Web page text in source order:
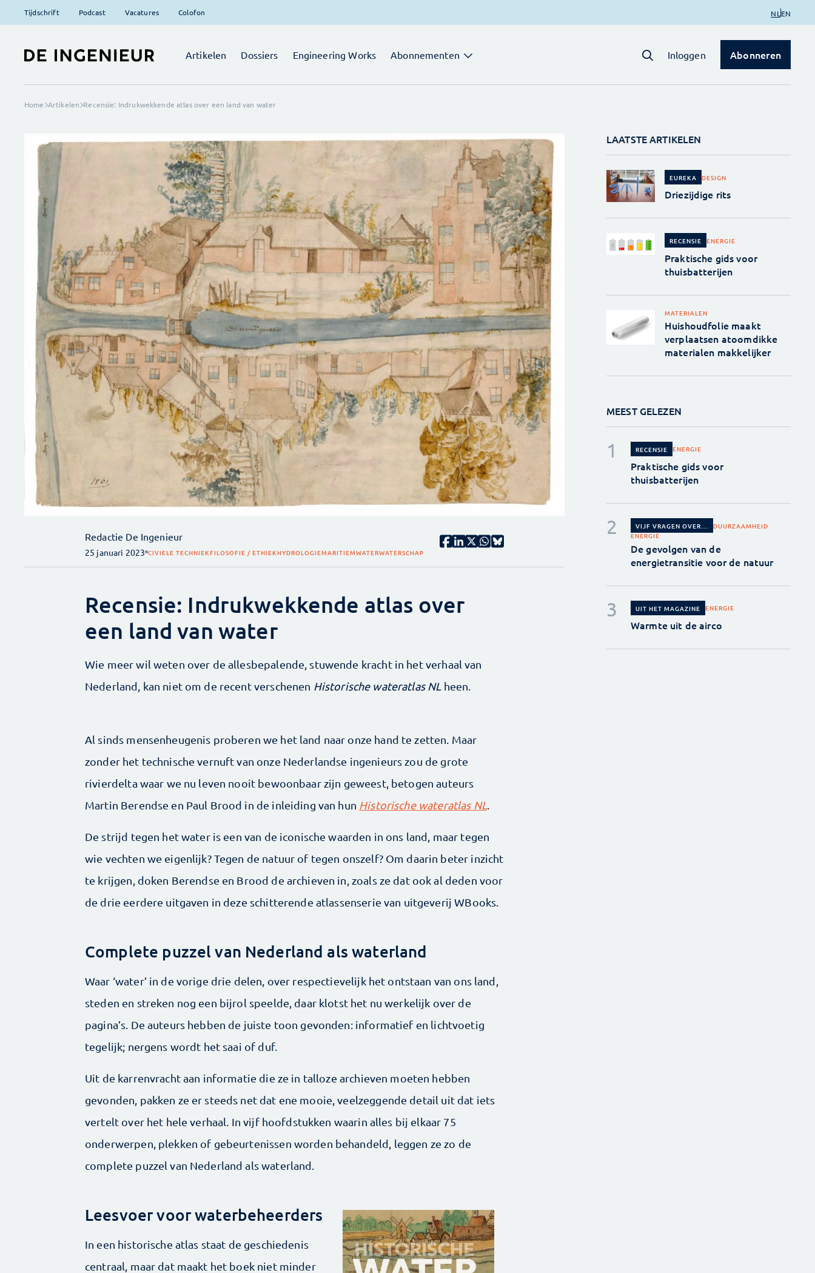
Tijdschrift Podcast Vacatures Colofon NL EN
Artikelen Dossiers Engineering Works Abonnementen Inloggen Abonneren
Home Artikelen Recensie: Indrukwekkende atlas over een land van water
Redactie De Ingenieur
25 januari 2023 CIVIELE TECHNIEKFILOSOFIE / ETHIEKHYDROLOGIEMARITIEMWATERWATERSCHAP
Recensie: Indrukwekkende atlas over
een land van water
Wie meer wil weten over de allesbepalende, stuwende kracht in het verhaal van
Nederland, kan niet om de recent verschenen Historische wateratlas NL heen.
Al sinds mensenheugenis proberen we het land naar onze hand te zetten. Maar
zonder het technische vernuft van onze Nederlandse ingenieurs zou de grote
rivierdelta waar we nu leven nooit bewoonbaar zijn geweest, betogen auteurs
Martin Berendse en Paul Brood in de inleiding van hun Historische wateratlas NL
De strijd tegen het water is een van de iconische waarden in ons land, maar tegen
wie vechten we eigenlijk? Tegen de natuur of tegen onszelf? Om daarin beter inzicht
te krijgen, doken Berendse en Brood de archieven in, zoals ze dat ook al deden voor
de drie eerdere uitgaven in deze schitterende atlassenserie van uitgeverij WBooks.
Complete puzzel van Nederland als waterland
Waar ‘water’ in de vorige drie delen, over respectievelijk het ontstaan van ons land,
steden en streken nog een bijrol speelde, daar klotst het nu werkelijk over de
pagina’s. De auteurs hebben de juiste toon gevonden: informatief en lichtvoetig
tegelijk; nergens wordt het saai of duf.
Uit de karrenvracht aan informatie die ze in talloze archieven moeten hebben
gevonden, pakken ze er steeds net dat ene mooie, veelzeggende detail uit dat iets
vertelt over het hele verhaal. In vijf hoofdstukken waarin alles bij elkaar 75
onderwerpen, plekken of gebeurtenissen worden behandeld, leggen ze zo de
complete puzzel van Nederland als waterland.
Leesvoer voor waterbeheerders
In een historische atlas staat de geschiedenis
centraal, maar dat maakt het boek niet minder
LAATSTE ARTIKELEN
EUREKA DESIGN
Driezijdige rits
RECENSIE ENERGIE
Praktische gids voor
thuisbatterijen
MATERIALEN
Huishoudfolie maakt
verplaatsen atoomdikke
materialen makkelijker
MEEST GELEZEN
RECENSIE ENERGIE
Praktische gids voor
thuisbatterijen
VIJF VRAGEN OVER...
DUURZAAMHEID
ENERGIE
De gevolgen van de
energietransitie voor de natuur
UIT HET MAGAZINE ENERGIE
Warmte uit de airco